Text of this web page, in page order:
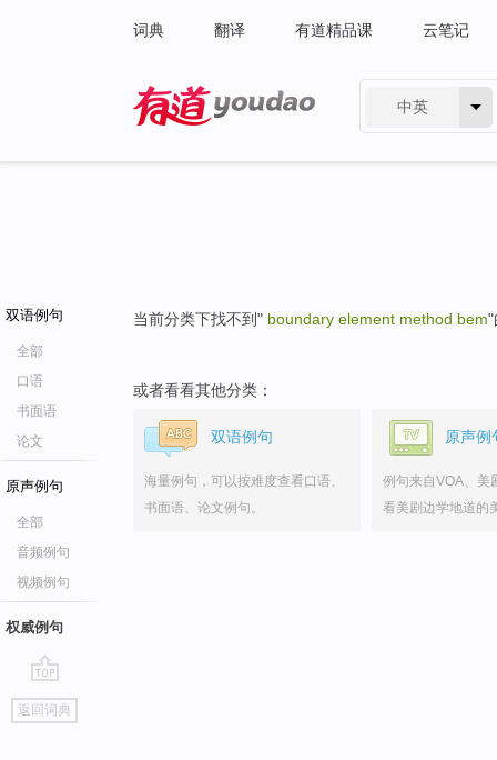
词典 翻译 有道精品课 云笔记
中英
双语例句
全部
口语
书面语
论文
原声例句
全部
音频例句
视频例句
权威例句
go
top
返回词典
当前分类下找不到" boundary element method bem"
或者看看其他分类：
双语例句
海量例句，可以按难度查看口语、
书面语、论文例句。
原声例
例句来自VOA、美
看美剧边学地道的